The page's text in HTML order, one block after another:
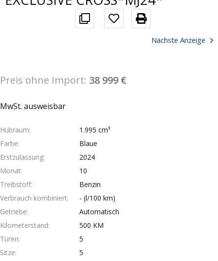
Nächste Anzeige
Preis ohne Import: 38 999 €
MwSt. ausweisbar
Hubraum
1.995 cm³
Farbe
Blaue
Erstzulassung
2024
Monat
10
Treibstoff
Benzin
Verbrauch kombiniert
- (l/100 km)
Getriebe
Automatisch
Kilometerstand
500 KM
Türen
5
Sitze
5